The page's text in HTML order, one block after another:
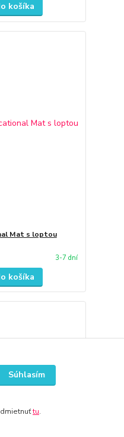
košíka
Mat s loptou
3-7 dní
košíka
Súhlasím
tu.